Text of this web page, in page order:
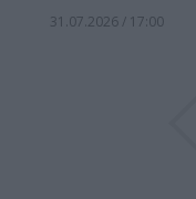
31.07.2026 / 17:00